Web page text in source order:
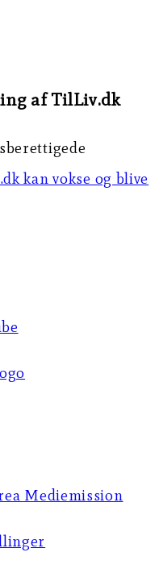
af TilLiv.dk
kan vokse og blive
Mediemission​​